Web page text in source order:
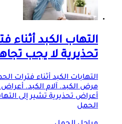
التهاب الكبد
تحذيرية لا يجب
التهابات الكبد أثناء فترات
مرض الكبد. آلام الكبد.
أعراض تحذيرية تشير إلى
الحمل